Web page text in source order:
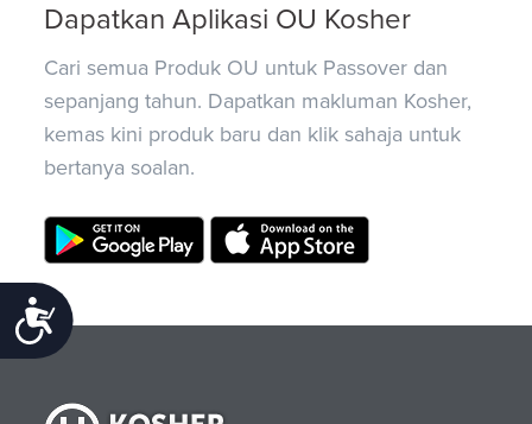
Accessibility
Dapatkan Aplikasi OU Kosher
Cari semua Produk OU untuk Passover dan
sepanjang tahun. Dapatkan makluman Kosher,
kemas kini produk baru dan klik sahaja untuk
bertanya soalan.